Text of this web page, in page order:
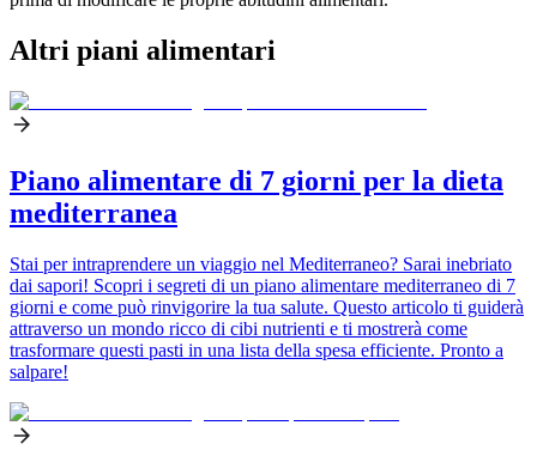
Altri piani alimentari
Piano alimentare di 7 giorni per la dieta
mediterranea
Stai per intraprendere un viaggio nel Mediterraneo? Sarai inebriato
dai sapori! Scopri i segreti di un piano alimentare mediterraneo di 7
giorni e come può rinvigorire la tua salute. Questo articolo ti guiderà
attraverso un mondo ricco di cibi nutrienti e ti mostrerà come
trasformare questi pasti in una lista della spesa efficiente. Pronto a
salpare!